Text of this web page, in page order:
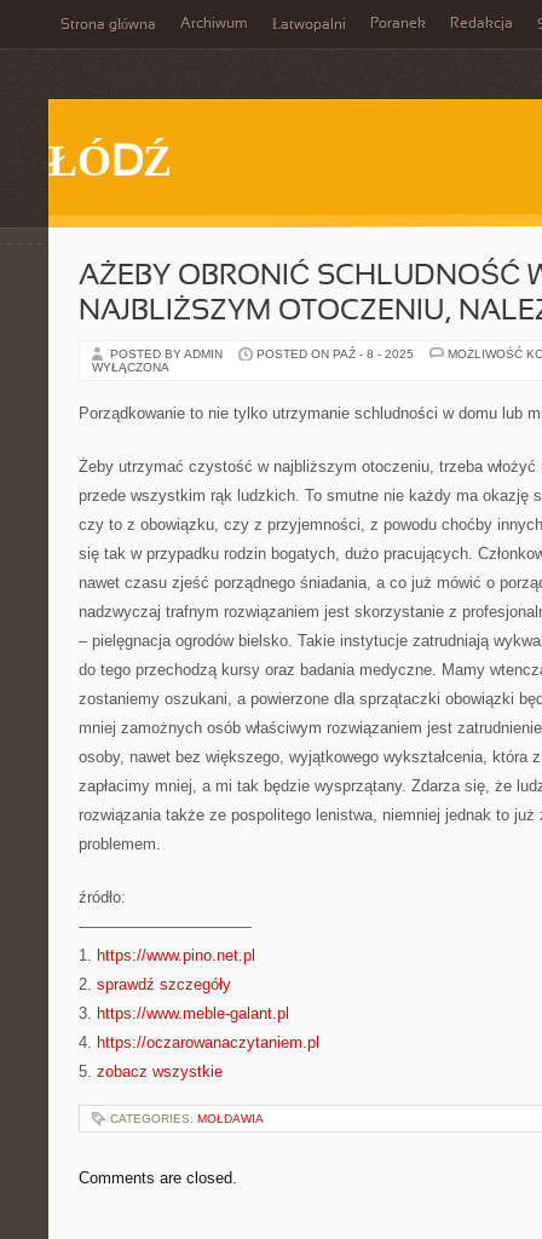
Strona główna Archiwum Łatwopalni Poranek Redakcja
ŁÓDŹ
AŻEBY OBRONIĆ SCHLUDNOŚĆ
NAJBLIŻSZYM OTOCZENIU,
POSTED BY ADMIN POSTED ON PAŹ - 8 - 2025
MOŻLIWOŚĆ
WYŁĄCZONA
Porządkowanie to nie tylko utrzymanie schludności w domu lub
Żeby utrzymać czystość w najbliższym otoczeniu, trzeba włożyć
przede wszystkim rąk ludzkich. To smutne nie każdy ma okazję
czy to z obowiązku, czy z przyjemności, z powodu choćby
się tak w przypadku rodzin bogatych, dużo pracujących.
nawet czasu zjeść porządnego śniadania, a co już mówić o
nadzwyczaj trafnym rozwiązaniem jest skorzystanie z
– pielęgnacja ogrodów bielsko. Takie instytucje zatrudniają
do tego przechodzą kursy oraz badania medyczne. Mamy
zostaniemy oszukani, a powierzone dla sprzątaczki obowiązki
mniej zamożnych osób właściwym rozwiązaniem jest
osoby, nawet bez większego, wyjątkowego wykształcenia, która
zapłacimy mniej, a mi tak będzie wysprzątany. Zdarza się, że
rozwiązania także ze pospolitego lenistwa, niemniej jednak to
problemem.
źródło:
———————————
1. https://www.pino.net.pl
2. sprawdź szczegóły
3. https://www.meble-galant.pl
4. https://oczarowanaczytaniem.pl
5. zobacz wszystkie
CATEGORIES: MOŁDAWIA
Comments are closed.